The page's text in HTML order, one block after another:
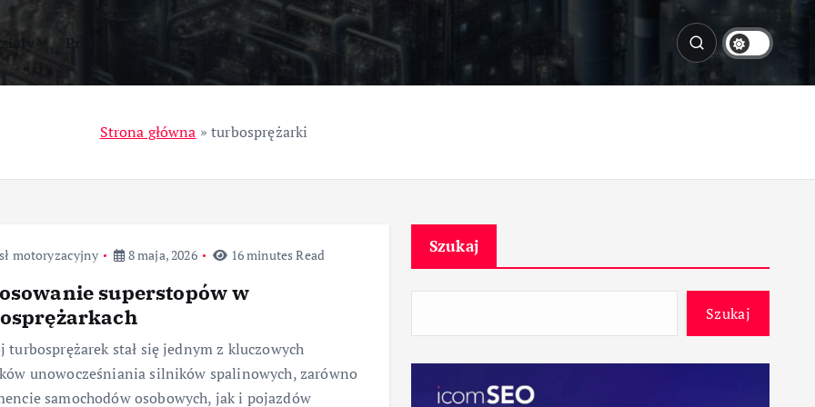
Przemysł
Strona główna »turbosprężarki
motoryzacyjny 8 maja, 2026 16 minutes Read
superstopów w
turbosprężarek stał się jednym z kluczowych
unowocześniania silników spalinowych, zarówno
samochodów osobowych, jak i pojazdów
Szukaj
Szukaj